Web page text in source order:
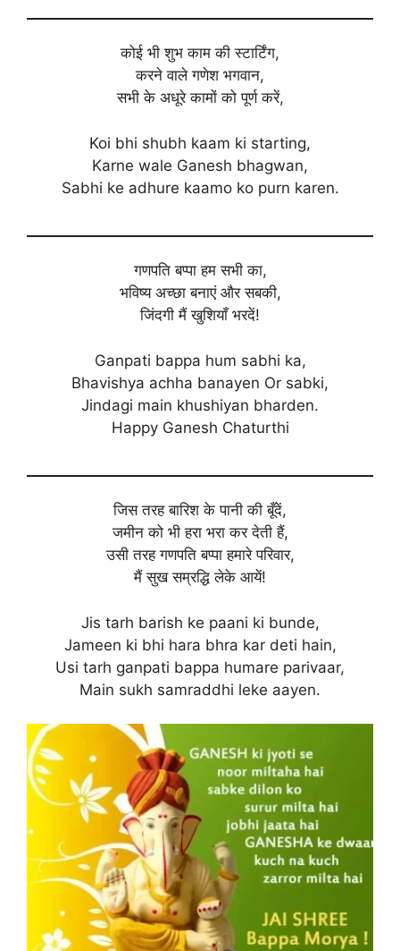
कोई भी शुभ काम की स्टार्टिंग,
करने वाले गणेश भगवान,
सभी के अधूरे कामों को पूर्ण करें,
Koi bhi shubh kaam ki starting,
Karne wale Ganesh bhagwan,
Sabhi ke adhure kaamo ko purn karen.
गणपति बप्पा हम सभी का,
भविष्य अच्छा बनाएं और सबकी,
जिंदगी मैं खुशियाँ भरदें!
Ganpati bappa hum sabhi ka,
Bhavishya achha banayen Or sabki,
Jindagi main khushiyan bharden.
Happy Ganesh Chaturthi
जिस तरह बारिश के पानी की बूँदें,
जमीन को भी हरा भरा कर देती हैं,
उसी तरह गणपति बप्पा हमारे परिवार,
मैं सुख सम्रद्धि लेके आयें!
Jis tarh barish ke paani ki bunde,
Jameen ki bhi hara bhra kar deti hain,
Usi tarh ganpati bappa humare parivaar,
Main sukh samraddhi leke aayen.